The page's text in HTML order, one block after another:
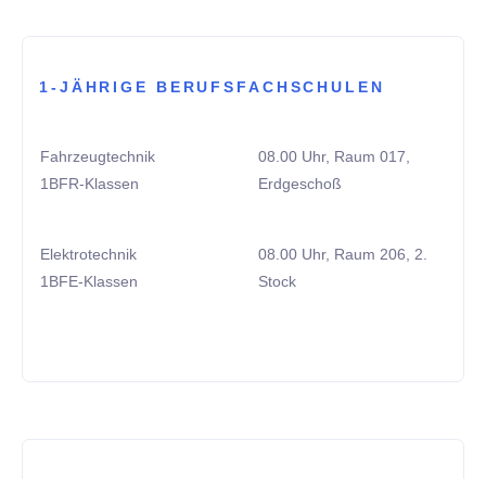
1-JÄHRIGE BERUFSFACHSCHULEN
Fahrzeugtechnik
1BFR-Klassen
08.00 Uhr, Raum 017,
Erdgeschoß
Elektrotechnik
1BFE-Klassen
08.00 Uhr, Raum 206, 2.
Stock